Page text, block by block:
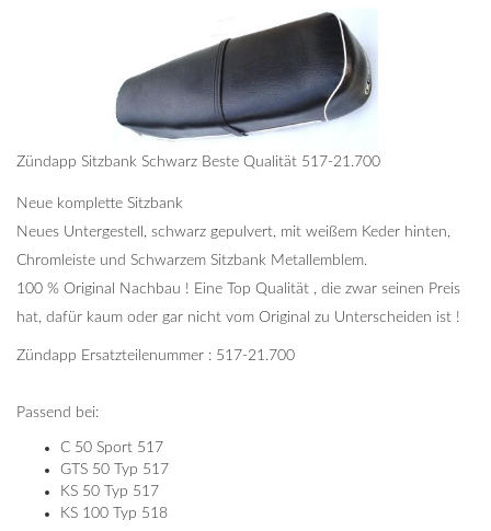
Zündapp Sitzbank Schwarz Beste Qualität 517-21.700
Neue komplette Sitzbank
Neues Untergestell, schwarz gepulvert, mit weißem Keder hinten,
Chromleiste und Schwarzem Sitzbank Metallemblem.
100 % Original Nachbau ! Eine Top Qualität , die zwar seinen Preis
hat, dafür kaum oder gar nicht vom Original zu Unterscheiden ist !
Zündapp Ersatzteilenummer : 517-21.700
Passend bei:
C 50 Sport 517
GTS 50 Typ 517
KS 50 Typ 517
KS 100 Typ 518